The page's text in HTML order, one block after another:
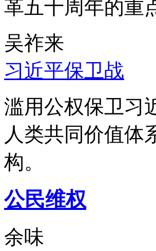
革五十周年的重
吴祚来
习近平保卫战
滥用公权保卫习
人类共同价值体
构。
公民维权
余味